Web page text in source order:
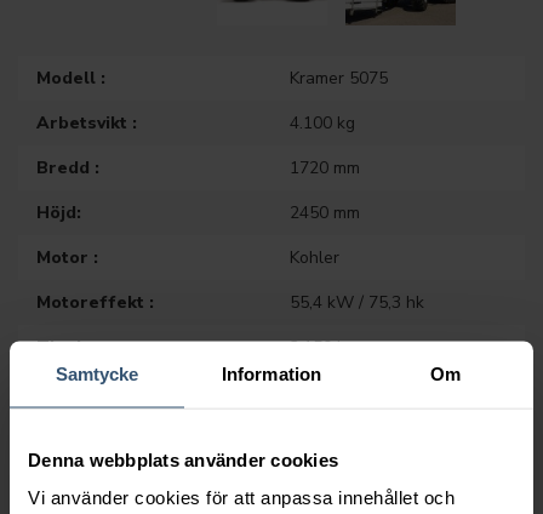
Samtycke Information Om
Denna webbplats använder cookies
Vi använder cookies för att anpassa innehållet och
Modell :
Kramer 5075
Arbetsvikt :
4.100 kg
Bredd :
1720 mm
Höjd:
2450 mm
Motor :
Kohler
Motoreffekt :
55,4 kW / 75,3 hk
Tipplast :
3.150 kg
Lasthöjd :